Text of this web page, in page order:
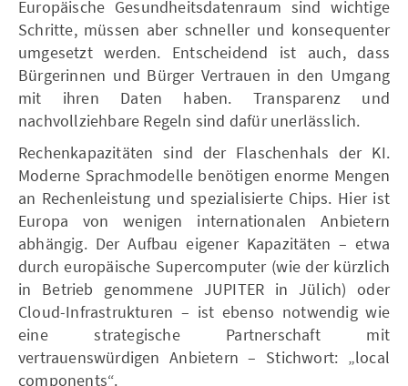
Europäische Gesundheitsdatenraum sind wichtige
Schritte, müssen aber schneller und konsequenter
umgesetzt werden. Entscheidend ist auch, dass
Bürgerinnen und Bürger Vertrauen in den Umgang
mit ihren Daten haben. Transparenz und
nachvollziehbare Regeln sind dafür unerlässlich.
Rechenkapazitäten sind der Flaschenhals der KI.
Moderne Sprachmodelle benötigen enorme Mengen
an Rechenleistung und spezialisierte Chips. Hier ist
Europa von wenigen internationalen Anbietern
abhängig. Der Aufbau eigener Kapazitäten – etwa
durch europäische Supercomputer (wie der kürzlich
in Betrieb genommene JUPITER in Jülich) oder
Cloud-Infrastrukturen – ist ebenso notwendig wie
eine strategische Partnerschaft mit
vertrauenswürdigen Anbietern – Stichwort: „local
components“.